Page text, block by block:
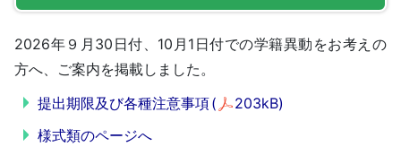
2026年９月30日付、10月1日付での学籍異動をお考えの
方へ、ご案内を掲載しました。
提出期限及び各種注意事項(
203kB)
様式類のページへ